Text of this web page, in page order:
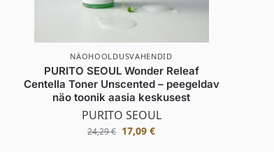
NÄOHOOLDUSVAHENDID
PURITO SEOUL Wonder Releaf
Centella Toner Unscented – peegeldav
näo toonik aasia keskusest
PURITO SEOUL
24,29€ 17,09€